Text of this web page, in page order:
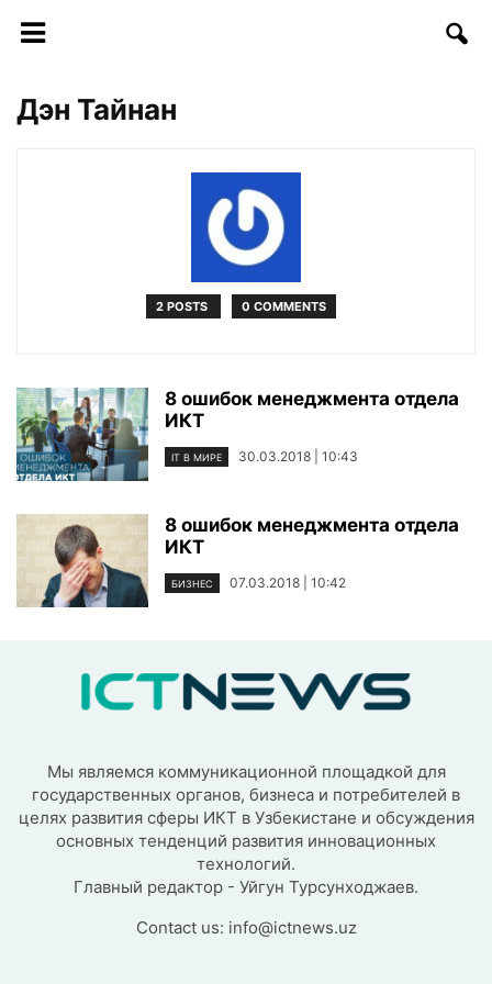
Дэн Тайнан
2 POSTS 0 COMMENTS
8 ошибок менеджмента отдела
ИКТ
IT В МИРЕ 30.03.2018 | 10:43
8 ошибок менеджмента отдела
ИКТ
БИЗНЕС 07.03.2018 | 10:42
Мы являемся коммуникационной площадкой для
государственных органов, бизнеса и потребителей в
целях развития сферы ИКТ в Узбекистане и обсуждения
основных тенденций развития инновационных
технологий.
Главный редактор - Уйгун Турсунходжаев.
Contact us: info@ictnews.uz